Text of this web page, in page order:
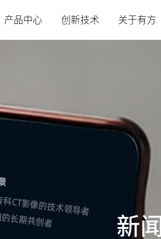
产品中心 创新技术 关于有方
新